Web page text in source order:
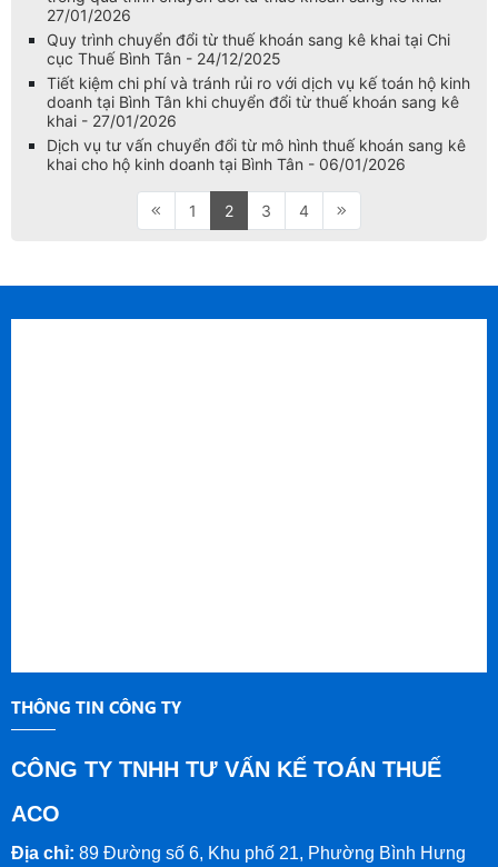
27/01/2026
Quy trình chuyển đổi từ thuế khoán sang kê khai tại Chi
cục Thuế Bình Tân - 24/12/2025
Tiết kiệm chi phí và tránh rủi ro với dịch vụ kế toán hộ kinh
doanh tại Bình Tân khi chuyển đổi từ thuế khoán sang kê
khai - 27/01/2026
Dịch vụ tư vấn chuyển đổi từ mô hình thuế khoán sang kê
khai cho hộ kinh doanh tại Bình Tân - 06/01/2026
1 2 3 4
THÔNG TIN CÔNG TY
CÔNG TY TNHH TƯ VẤN KẾ TOÁN THUẾ
ACO
Địa chỉ: 89 Đường số 6, Khu phố 21, Phường Bình Hưng